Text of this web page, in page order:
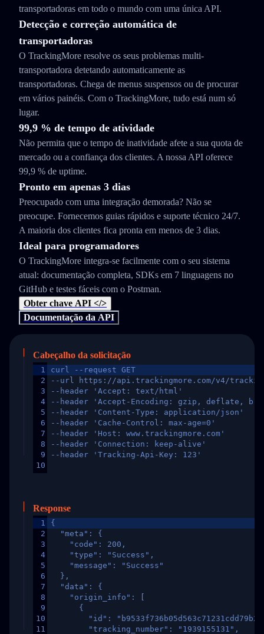
transportadoras em todo o mundo com uma única API.
Detecção e correção automática de
transportadoras
O TrackingMore resolve os seus problemas multi-
transportadora detetando automaticamente as
transportadoras. Chega de menus suspensos ou de procurar
em vários painéis. Com o TrackingMore, tudo está num só
lugar.
99,9 % de tempo de atividade
Não permita que o tempo de inatividade afete a sua quota de
mercado ou a confiança dos clientes. A nossa API oferece
99,9 % de uptime.
Pronto em apenas 3 dias
Preocupado com uma integração demorada? Não se
preocupe. Fornecemos guias rápidos e suporte técnico 24/7.
A maioria dos clientes fica pronta em menos de 3 dias.
Ideal para programadores
O TrackingMore integra-se facilmente com o seu sistema
atual: documentação completa, SDKs em 7 linguagens no
GitHub e testes fáceis com o Postman.
Obter chave API </>
Documentação da API
Cabeçalho da solicitação
1
2
3
4
5
6
7
8
9
10
curl --request GET
--url https://api.trackingmore.com/v4/trackings/
--header 'Accept: text/html'
--header 'Accept-Encoding: gzip, deflate,
--header 'Content-Type: application/json'
--header 'Cache-Control: max-age=0'
--header 'Host: www.trackingmore.com'
--header 'Connection: keep-alive'
--header 'Tracking-Api-Key: 123'
Response
1
2
3
4
5
6
7
8
9
10
11
{
  "meta": {
    "code": 200,
    "type": "Success",
    "message": "Success"
  },
  "data": {
    "origin_info": [
      {
"id":
        "tracking_number": "1939155131",